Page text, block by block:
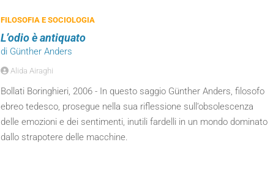
FILOSOFIA E SOCIOLOGIA
L’odio è antiquato
di Günther Anders
Alida Airaghi
Bollati Boringhieri, 2006 - In questo saggio Günther Anders, filosofo
ebreo tedesco, prosegue nella sua riflessione sull’obsolescenza
delle emozioni e dei sentimenti, inutili fardelli in un mondo dominato
dallo strapotere delle macchine.